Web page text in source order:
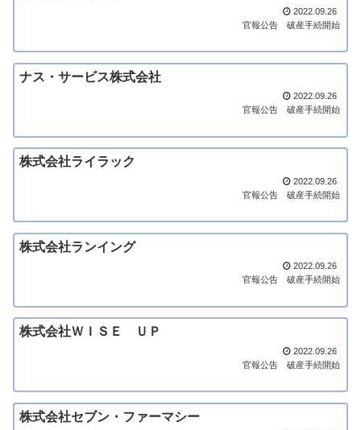
2022.09.26
官報公告
破産手続開始
ナス・サービス株式会社
2022.09.26
官報公告
破産手続開始
株式会社ライラック
2022.09.26
官報公告
破産手続開始
株式会社ランイング
2022.09.26
官報公告
破産手続開始
株式会社ＷＩＳＥ ＵＰ
2022.09.26
官報公告
破産手続開始
株式会社セブン・ファーマシー